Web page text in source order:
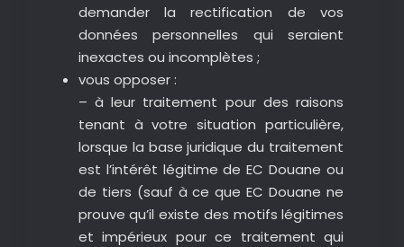
demander la rectification de vos
données personnelles qui seraient
inexactes ou incomplètes ;
vous opposer :
– à leur traitement pour des raisons
tenant à votre situation particulière,
lorsque la base juridique du traitement
est l’intérêt légitime de EC Douane ou
de tiers (sauf à ce que EC Douane ne
prouve qu’il existe des motifs légitimes
et impérieux pour ce traitement qui